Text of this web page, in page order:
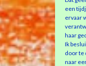
een
ervaar
haar
Ik
door te
naar